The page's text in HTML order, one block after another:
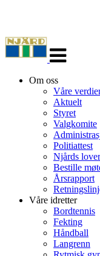
navigasjon
Om oss
Våre
Aktuelt
Styret
Valgkomite
Politiattest
Njårds lover
Bestille
Årsrapport
Våre idretter
Bordtennis
Fekting
Håndball
Langrenn